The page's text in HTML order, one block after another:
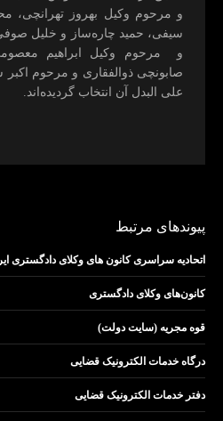
و مرحوم وکیل بهروز تهرانچی،
سيفی، حميد چاره‌ساز و خليل
و مرحوم وکیل ابراهيم
صابونچی ذوالفقاری و مرحوم
علی البدل آن انتخاب گرديده‌اند.
پیوندهای مرتبط
اتحادیه سراسری کانون های وکلای دادگستری
کانون‌های وکلای دادگستری
قوه مجریه (سایت دولت)
درگاه خدمات الکترونیک قضایی
دفتر خدمات الکترونیک قضایی